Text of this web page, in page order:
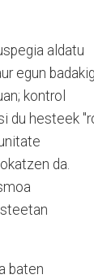
aldatu
egun
kontrol
du hesteek
da.
baten